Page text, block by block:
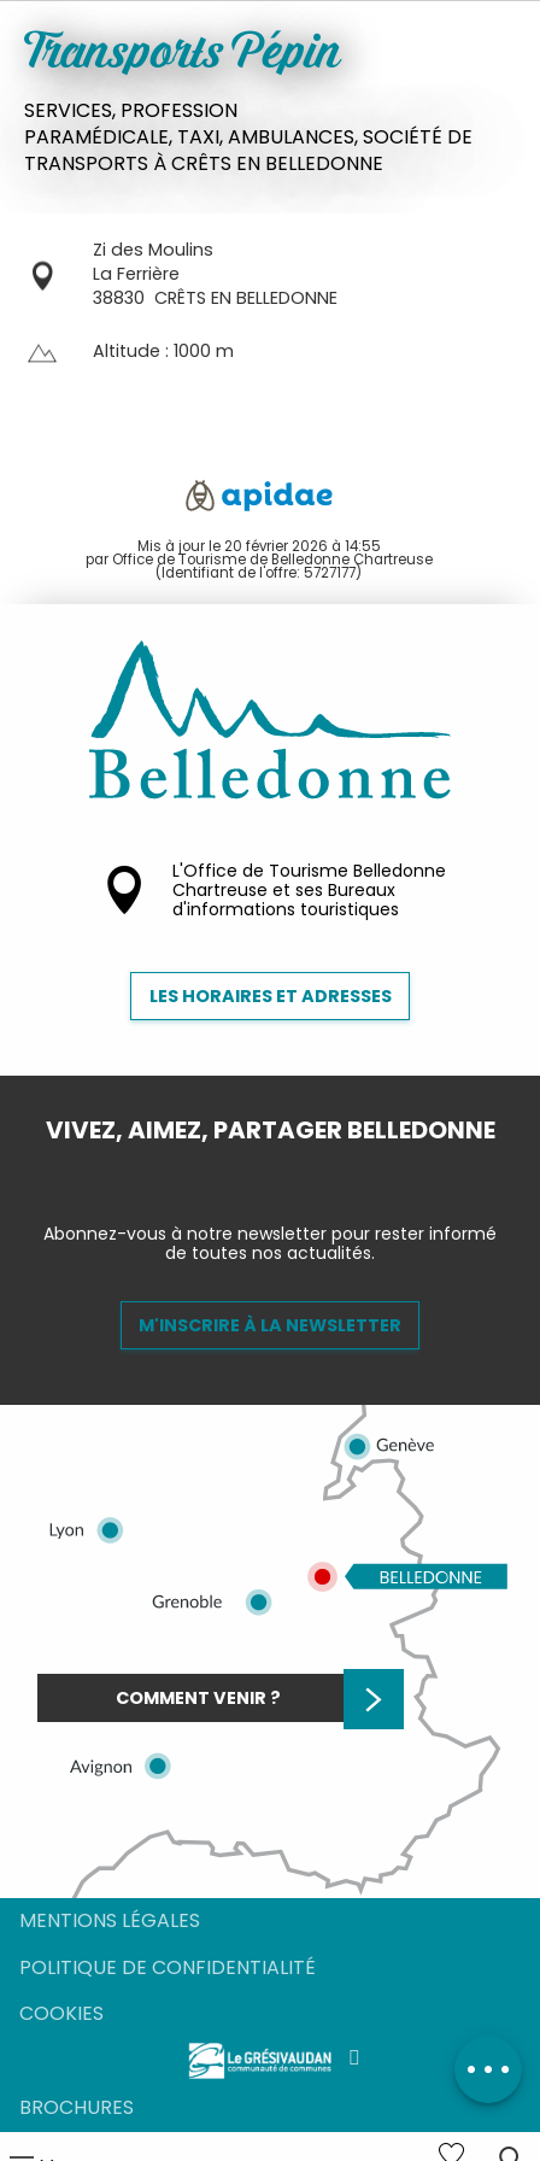
Transports Pépin
SERVICES, PROFESSION
PARAMÉDICALE, TAXI,AMBULANCES,SOCIÉTÉ DE
TRANSPORTS À CRÊTS EN BELLEDONNE
Zi des Moulins
La Ferrière
38830 CRÊTS EN BELLEDONNE
Altitude : 1000 m
Mis à jour le 20 février 2026 à 14:55
par Office de Tourisme de Belledonne Chartreuse
(Identifiant de l'offre: 5727177)
L'Office de Tourisme Belledonne
Chartreuse et ses Bureaux
d'informations touristiques
LES HORAIRES ET ADRESSES
VIVEZ, AIMEZ, PARTAGER BELLEDONNE
Abonnez-vous à notre newsletter pour rester informé
de toutes nos actualités.
M'INSCRIRE À LA NEWSLETTER
COMMENT VENIR ?
MENTIONS LÉGALES
POLITIQUE DE CONFIDENTIALITÉ
COOKIES
BROCHURES